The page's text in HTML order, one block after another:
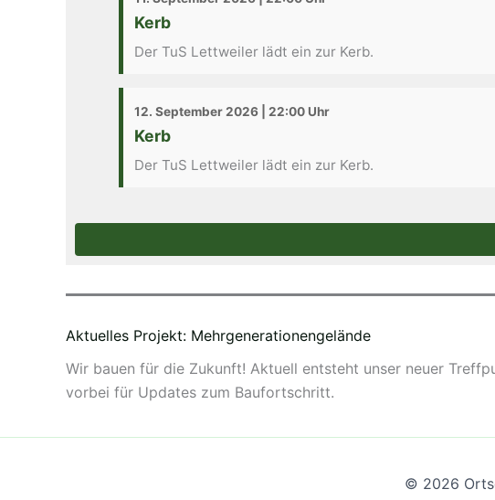
Kerb
Der TuS Lettweiler lädt ein zur Kerb.
12. September 2026 | 22:00 Uhr
Kerb
Der TuS Lettweiler lädt ein zur Kerb.
Aktuelles Projekt: Mehrgenerationengelände
Wir bauen für die Zukunft! Aktuell entsteht unser neuer
vorbei für Updates zum Baufortschritt.
© 2026